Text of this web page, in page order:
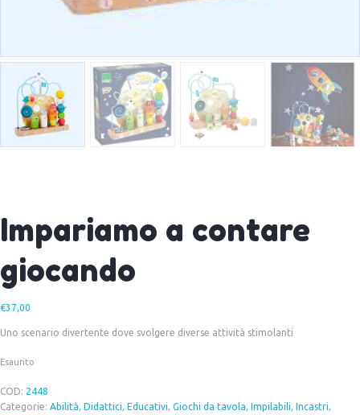
Impariamo a contare
giocando
€37,00
Uno scenario divertente dove svolgere diverse attività stimolanti
Esaurito
COD: 2448
Categorie: Abilità Didattici Educativi Giochi da tavola Impilabili Incastri